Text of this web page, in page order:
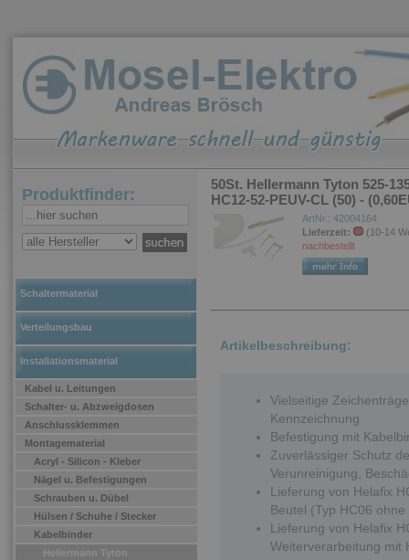
Produktfinder:
Schaltermaterial
Verteilungsbau
Installationsmaterial
Kabel u. Leitungen
Schalter- u. Abzweigdosen
Anschlussklemmen
Montagematerial
Acryl - Silicon - Kleber
Nägel u. Befestigungen
Schrauben u. Dübel
Hülsen / Schuhe / Stecker
Kabelbinder
Hellermann Tyton
50St. Hellermann Tyton 525-
HC12-52-PEUV-CL (50) -
ArtNr.: 42004164
Lieferzeit:
(10-14
nachbestellt
Artikelbeschreibung:
Vielseitige
Kennzeichnung
Befestigung mit
Zuverlässiger Schutz
Verunreinigung,
Lieferung von Helafix
Beutel (Typ HC06
Lieferung von Helafix
Weiterverarbeitung mit